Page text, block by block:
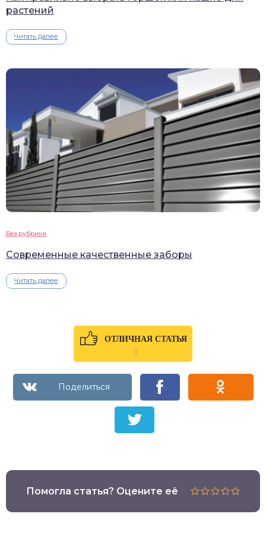
растений
Читать далее
Без рубрики
Современные качественные заборы
Читать далее
ОТЛИЧНАЯ СТАТЬЯ
0
Помогла статья? Оцените её